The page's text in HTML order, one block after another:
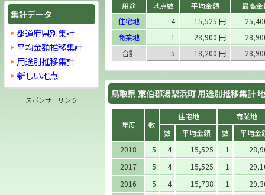
用途 地点数 平均金額
最高金
住宅地
4 15,525 円
商業地
1 28,900 円
合計
5 18,200 円
鳥取県 東伯郡湯梨浜町 用途別推移集計
年度 数
住宅地
商業地
数
平均金額 数
平均金
2018
5 4 15,525 1
2017
5 4 15,525 1
2016
5 4 15,738 1
集計データ
都道府県別集計
平均金額推移集計
用途別推移集計
新しい地点
スポンサーリンク